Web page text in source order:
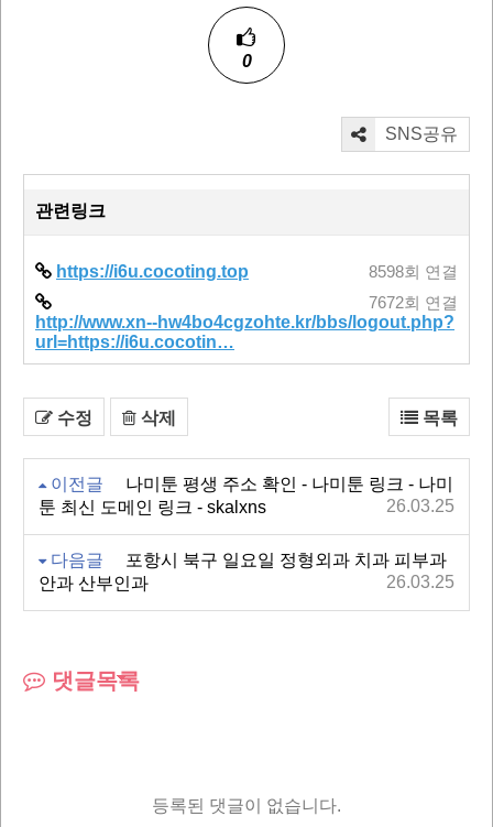
0
SNS공유
관련링크
https://i6u.cocoting.top 8598회 연결
http://www.xn--hw4bo4cgzohte.kr/bbs/logout.php?
url=https://i6u.cocotin…
7672회 연결
수정 삭제 목록
이전글
나미툰 평생 주소 확인 - 나미툰 링크 - 나미
툰 최신 도메인 링크 - skalxns
26.03.25
다음글
포항시 북구 일요일 정형외과 치과 피부과
안과 산부인과
26.03.25
댓글목록
등록된 댓글이 없습니다.